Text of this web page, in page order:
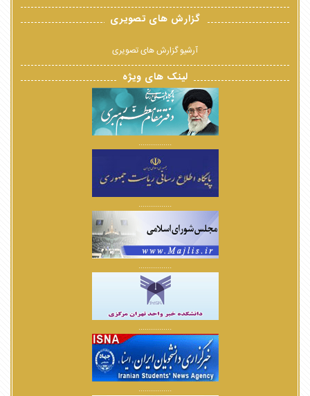
گزارش های تصویری
آرشیو گزارش های تصویری
لینک های ویژه
................
................
................
................
................